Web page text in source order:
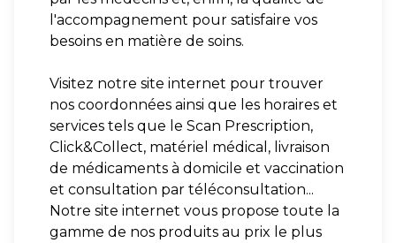
l'accompagnement pour satisfaire vos
besoins en matière de soins.
Visitez notre site internet pour trouver
nos coordonnées ainsi que les horaires et
services tels que le Scan Prescription,
Click&Collect, matériel médical, livraison
de médicaments à domicile et vaccination
et consultation par téléconsultation...
Notre site internet vous propose toute la
gamme de nos produits au prix le plus